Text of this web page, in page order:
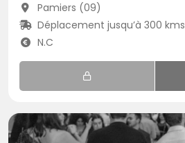
Pamiers (09)
Déplacement jusqu’à 300 kms
N.C